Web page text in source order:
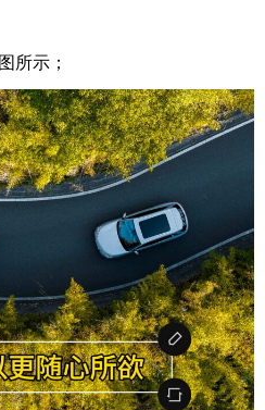
所示；